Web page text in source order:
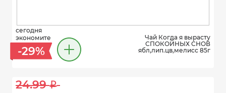
сегодня
экономите
-29%
Чай Когда я вырасту
СПОКОЙНЫХ СНОВ
ябл,лип.цв,мелисс 85г
24.99 i